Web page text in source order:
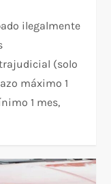
ilegalmente
(solo
máximo 1
1 mes,